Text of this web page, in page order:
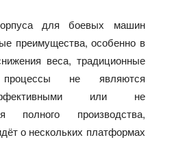
для боевых машин
преимущества, особенно в
веса, традиционные
процессы не являются
или не
полного производства,
о нескольких платформах